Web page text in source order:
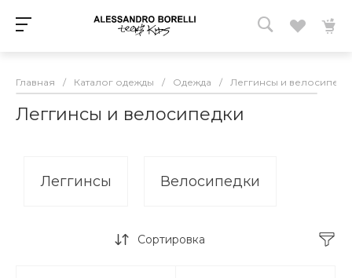
Главная / Каталог одежды / Одежда / Леггинсы и
Леггинсы и велосипедки
Леггинсы Велосипедки
Сортировка